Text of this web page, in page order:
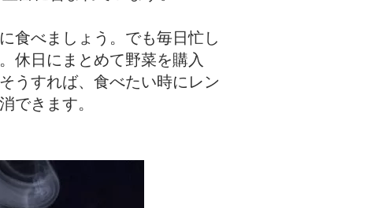
食べましょう。でも毎日忙し
休日にまとめて野菜を購入
うすれば、食べたい時にレン
できます。